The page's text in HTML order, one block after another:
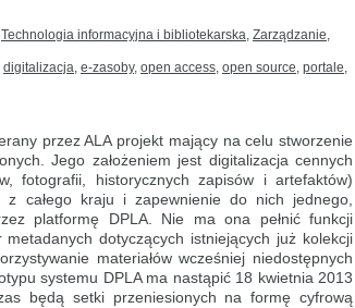
Technologia informacyjna i bibliotekarska, Zarządzanie,
digitalizacja, e-zasoby, open access, open source, portale,
przez ALA projekt mający na celu stworzenie
Jego założeniem jest digitalizacja cennych
fotografii, historycznych zapisów i artefaktów)
całego kraju i zapewnienie do nich jednego,
platformę DPLA. Nie ma ona pełnić funkcji
dotyczących istniejących już kolekcji
materiałów wcześniej niedostępnych
systemu DPLA ma nastąpić 18 kwietnia 2013
będą setki przeniesionych na formę cyfrową